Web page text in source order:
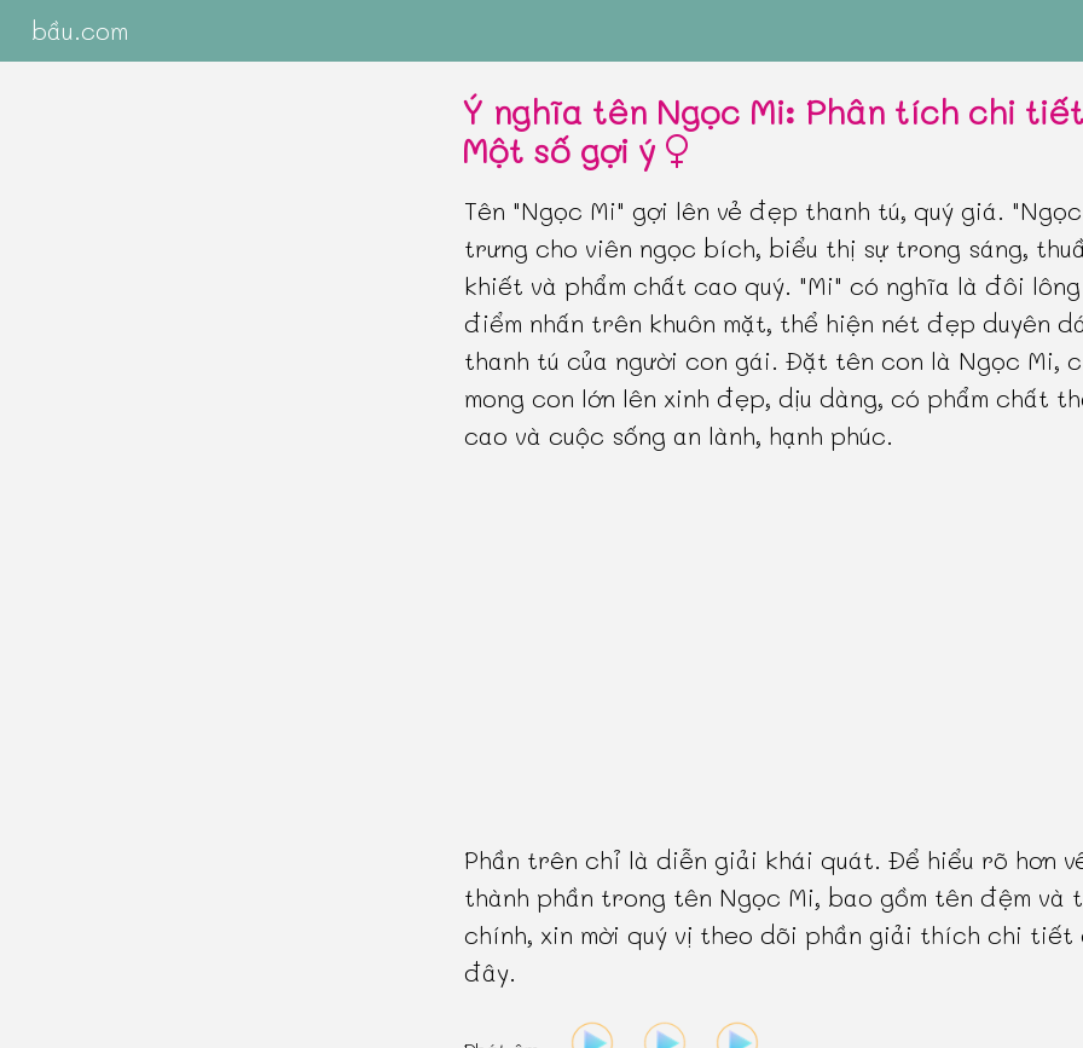
bầu.com
Ý nghĩa tên Ngọc Mi: Phân tích chi
Một số gợi ý
Tên "Ngọc Mi" gợi lên vẻ đẹp thanh tú, quý giá.
trưng cho viên ngọc bích, biểu thị sự trong sáng,
khiết và phẩm chất cao quý. "Mi" có nghĩa là đôi lông
điểm nhấn trên khuôn mặt, thể hiện nét đẹp duyên
thanh tú của người con gái. Đặt tên con là Ngọc Mi,
mong con lớn lên xinh đẹp, dịu dàng, có phẩm chất
cao và cuộc sống an lành, hạnh phúc.
Phần trên chỉ là diễn giải khái quát. Để hiểu rõ hơn
thành phần trong tên Ngọc Mi, bao gồm tên đệm và
chính, xin mời quý vị theo dõi phần giải thích chi tiết
đây.